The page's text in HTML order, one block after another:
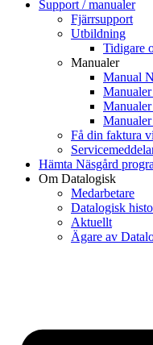
Support / manualer
Fjärrsupport
Utbildning
Tidigare
Manualer
Manual
Få din faktura
Hämta Näsgård
Om Datalogisk
Medarbetare
Datalogisk
Aktuellt
Ägare av